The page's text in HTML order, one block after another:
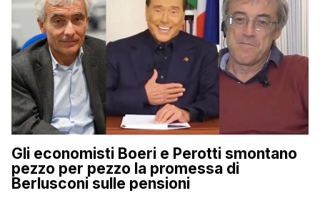
Gli economisti Boeri e Perotti smontano
pezzo per pezzo la promessa di
Berlusconi sulle pensioni